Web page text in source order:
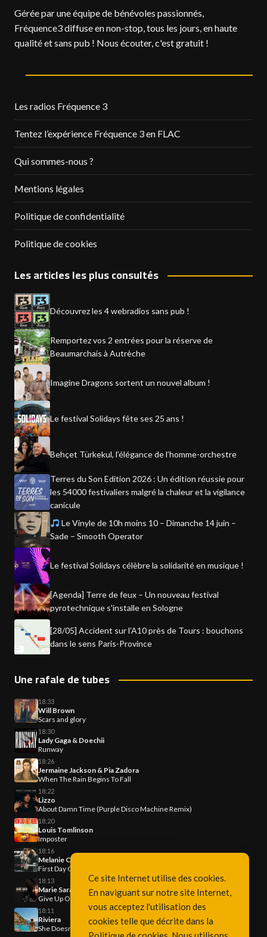
Gérée par une équipe de bénévoles passionnés,
Fréquence3 diffuse en non-stop, tous les jours, en haute
qualité et sans pub ! Nous écouter, c'est gratuit !
Les radios Fréquence 3
Tentez l’expérience Fréquence 3 en FLAC
Qui sommes-nous ?
Mentions légales
Politique de confidentialité
Politique de cookies
Les articles les plus consultés
Découvrez les 4 webradios sans pub !
Remportez vos 2 entrées pour la réserve de
Beaumarchais à Autrèche
Imagine Dragons sortent un nouvel album !
Le festival Solidays fête ses 25 ans !
Behçet Türkekul, l’élégance de l’homme-orchestre
Terres du Son Edition 2026 : Un édition réussie pour
les 54000 festivaliers malgré la chaleur et la vigilance
canicule
Le Vinyle de 10h moins 10 – Dimanche 14 juin –
Sade – Smooth Operator
Le festival Solidays célèbre la solidarité en musique !
[Agenda] Terre de feux – Un nouveau festival
pyrotechnique s'installe en Sologne
[28/05] Accident sur l'A10 près de Tours : bouchons
dans le sens Paris-Province
Une rafale de tubes
18:33
Will Brown
Scars and glory
18:30
Lady Gaga & Doechii
Runway
18:26
Jermaine Jackson & Pia Zadora
When The Rain Begins To Fall
18:22
Lizzo
About Damn Time (Purple Disco Machine Remix)
18:20
Louis Tomlinson
Imposter
18:16
Melanie C
First Day Of My Life
18:13
Marie Sarah
Give Up On You
18:11
Riviera
She Doesn't Mind
Ce site Internet utilise des cookies.
En naviguant sur notre site Internet,
vous acceptez l'utilisation des
cookies telle que décrite dans la